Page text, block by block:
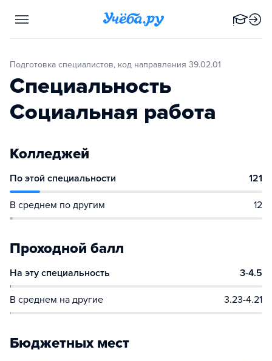
Подготовка специалистов, код направления 39.02.01
Специальность
Социальная работа
Колледжей
По этой специальности 121
В среднем по другим 12
Проходной балл
На эту специальность 3-4.5
В среднем на другие 3.23-4.21
Бюджетных мест